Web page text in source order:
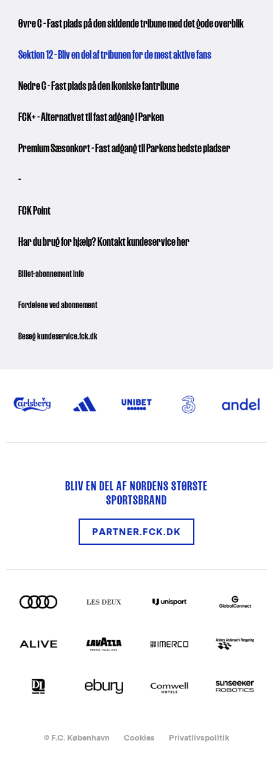
Øvre C - Fast plads på den siddende tribune med det gode overblik
Sektion 12 - Bliv en del af tribunen for de mest aktive fans
Nedre C - Fast plads på den ikoniske fantribune
FCK+ - Alternativet til fast adgang i Parken
Premium Sæsonkort - Fast adgang til Parkens bedste pladser
-
FCK Point
Har du brug for hjælp? Kontakt kundeservice her
Billet-abonnement info
Fordelene ved abonnement
Besøg kundeservice.fck.dk
BLIV EN DEL AF NORDENS STØRSTE
SPORTSBRAND
PARTNER.FCK.DK
© F.C. København Cookies Privatlivspolitik